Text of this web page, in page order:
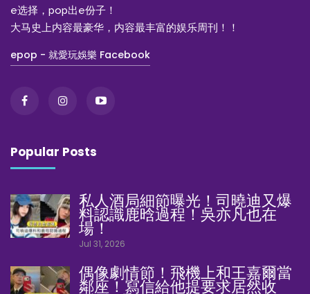
e选择，pop出e份子！
大马史上内容最豪华，内容最丰富的娱乐周刊！！
epop - 就愛玩娛樂 Facebook
Popular Posts
私人酒局細節曝光！司曉迪又爆
料認識鹿晗過程！吳亦凡也在
場！
Jul 31, 2026
偶像劇情節！飛機上和王嘉爾當
鄰座！寫信給他提要求居然收